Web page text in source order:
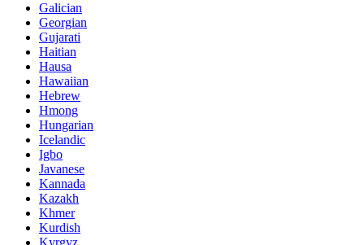
Galician
Georgian
Gujarati
Haitian
Hausa
Hawaiian
Hebrew
Hmong
Hungarian
Icelandic
Igbo
Javanese
Kannada
Kazakh
Khmer
Kurdish
Kyrgyz